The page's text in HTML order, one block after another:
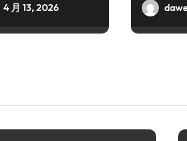
4 月 13, 2026